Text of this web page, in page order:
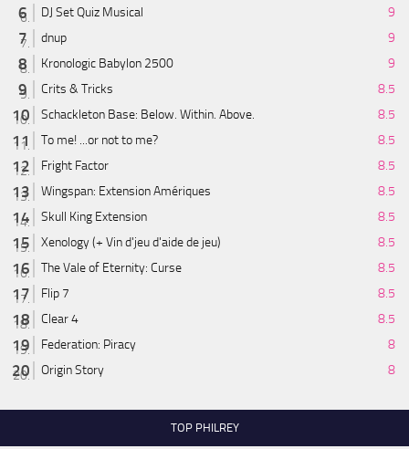
DJ Set Quiz Musical
9
dnup
9
Kronologic Babylon 2500
9
Crits & Tricks
8.5
Schackleton Base: Below. Within. Above.
8.5
To me! ...or not to me?
8.5
Fright Factor
8.5
Wingspan: Extension Amériques
8.5
Skull King Extension
8.5
Xenology (+ Vin d'jeu d'aide de jeu)
8.5
The Vale of Eternity: Curse
8.5
Flip 7
8.5
Clear 4
8.5
Federation: Piracy
8
Origin Story
8
TOP PHILREY